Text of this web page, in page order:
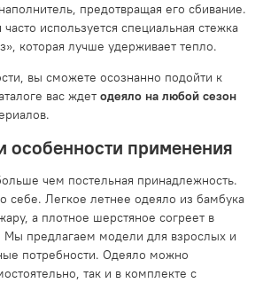
предотвращая его сбивание.
используется специальная стежка
которая лучше удерживает тепло.
вы сможете осознанно подойти к
вас ждет одеяло на любой сезон
особенности применения
чем постельная принадлежность.
себе. Легкое летнее одеяло из бамбука
а плотное шерстяное согреет в
предлагаем модели для взрослых и
потребности. Одеяло можно
так и в комплекте с